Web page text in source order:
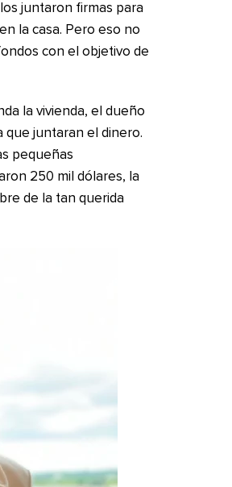
juntaron firmas para
la casa. Pero eso no
con el objetivo de
la vivienda, el dueño
que juntaran el dinero.
pequeñas
250 mil dólares, la
de la tan querida